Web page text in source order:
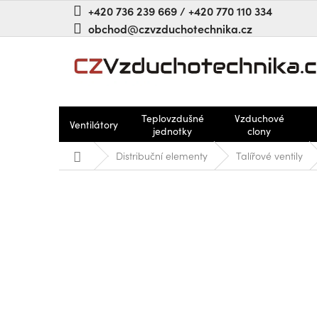
+420 736 239 669 / +420 770 110 334
obchod@czvzduchotechnika.cz
Ventilátory
Teplovzdušné
jednotky
Vzduchové
clony
Domů Distribuční elementy Talířové ventily